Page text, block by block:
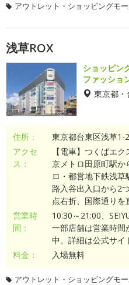
アウトレット・ショッピングモ
浅草ROX
ショッピン
ファッショ
東京都・
住所：
東京都台東区浅草1-
アクセ
ス：
【電車】つくばエ
京メトロ田原町駅か
ロ・都営地下鉄浅
路入谷出入口から2
点右折、国際通りを
営業時
間：
10:30～21:00、
一部店舗は営業時
中。詳細は公式サイ
料金：
入場無料
アウトレット・ショッピングモ